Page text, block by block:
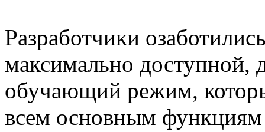
Разработчики
максимально доступной,
обучающий режим,
всем основным